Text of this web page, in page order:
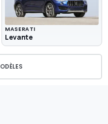
MASERATI
Levante